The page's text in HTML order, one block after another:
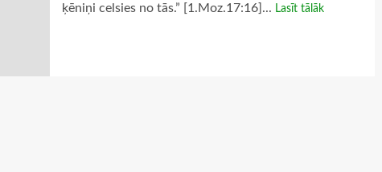
ķēniņi celsies no tās.” [1.Moz.17:16]... Lasīt tālāk